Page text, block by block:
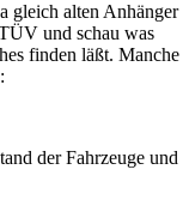
gleich alten Anhänger
und schau was
finden läßt. Manche
der Fahrzeuge und